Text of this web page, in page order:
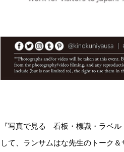
『写真で見る 看板・標識・ラベ
して、ランサムはな先生のトーク